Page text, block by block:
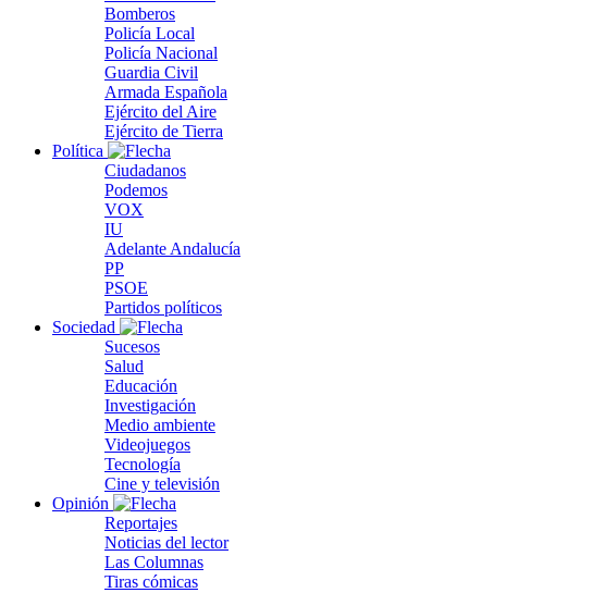
Bomberos
Policía Local
Policía Nacional
Guardia Civil
Armada Española
Ejército del Aire
Ejército de Tierra
Política
Ciudadanos
Podemos
VOX
IU
Adelante Andalucía
PP
PSOE
Partidos políticos
Sociedad
Sucesos
Salud
Educación
Investigación
Medio ambiente
Videojuegos
Tecnología
Cine y televisión
Opinión
Reportajes
Noticias del lector
Las Columnas
Tiras cómicas